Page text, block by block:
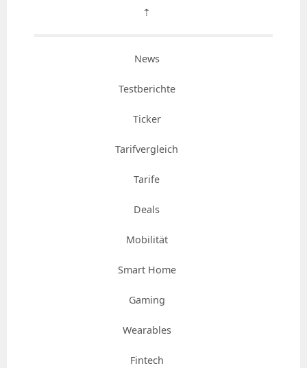
⇡
News
Testberichte
Ticker
Tarifvergleich
Tarife
Deals
Mobilität
Smart Home
Gaming
Wearables
Fintech